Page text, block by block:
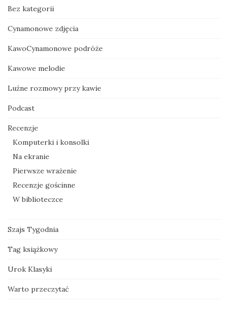
Bez kategorii
Cynamonowe zdjęcia
KawoCynamonowe podróże
Kawowe melodie
Luźne rozmowy przy kawie
Podcast
Recenzje
Komputerki i konsolki
Na ekranie
Pierwsze wrażenie
Recenzje gościnne
W biblioteczce
Szajs Tygodnia
Tag książkowy
Urok Klasyki
Warto przeczytać